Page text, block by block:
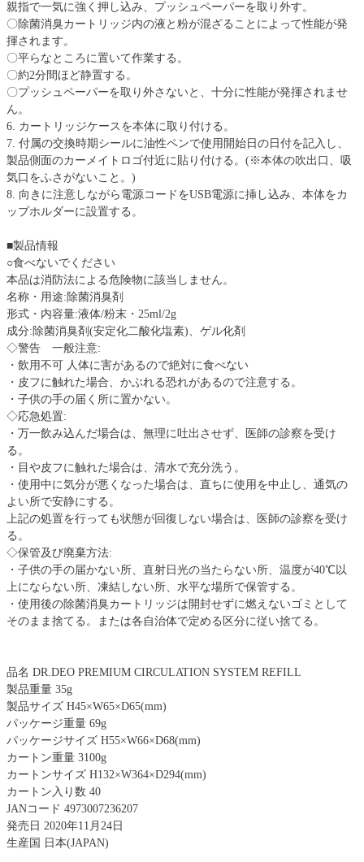
親指で一気に強く押し込み、プッシュペーパーを取り外す。
〇除菌消臭カートリッジ内の液と粉が混ざることによって性能が発
揮されます。
〇平らなところに置いて作業する。
〇約2分間ほど静置する。
〇プッシュペーパーを取り外さないと、十分に性能が発揮されませ
ん。
6. カートリッジケースを本体に取り付ける。
7. 付属の交換時期シールに油性ペンで使用開始日の日付を記入し、
製品側面のカーメイトロゴ付近に貼り付ける。(※本体の吹出口、吸
気口をふさがないこと。)
8. 向きに注意しながら電源コードをUSB電源に挿し込み、本体をカ
ップホルダーに設置する。
■製品情報
○食べないでください
本品は消防法による危険物に該当しません。
名称・用途:除菌消臭剤
形式・内容量:液体/粉末・25ml/2g
成分:除菌消臭剤(安定化二酸化塩素)、ゲル化剤
◇警告 一般注意:
・飲用不可 人体に害があるので絶対に食べない
・皮フに触れた場合、かぶれる恐れがあるので注意する。
・子供の手の届く所に置かない。
◇応急処置:
・万一飲み込んだ場合は、無理に吐出させず、医師の診察を受け
る。
・目や皮フに触れた場合は、清水で充分洗う。
・使用中に気分が悪くなった場合は、直ちに使用を中止し、通気の
よい所で安静にする。
上記の処置を行っても状態が回復しない場合は、医師の診察を受け
る。
◇保管及び廃棄方法:
・子供の手の届かない所、直射日光の当たらない所、温度が40℃以
上にならない所、凍結しない所、水平な場所で保管する。
・使用後の除菌消臭カートリッジは開封せずに燃えないゴミとして
そのまま捨てる。または各自治体で定める区分に従い捨てる。
品名 DR.DEO PREMIUM CIRCULATION SYSTEM REFILL
製品重量 35g
製品サイズ H45×W65×D65(mm)
パッケージ重量 69g
パッケージサイズ H55×W66×D68(mm)
カートン重量 3100g
カートンサイズ H132×W364×D294(mm)
カートン入り数 40
JANコード 4973007236207
発売日 2020年11月24日
生産国 日本(JAPAN)